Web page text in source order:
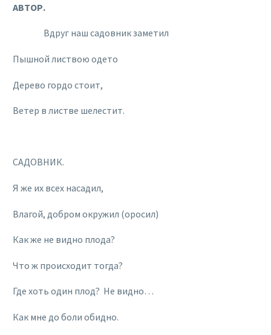
АВТОР.
Вдруг наш садовник заметил
Пышной листвою одето
Дерево гордо стоит,
Ветер в листве шелестит.
САДОВНИК.
Я же их всех насадил,
Влагой, добром окружил (оросил)
Как же не видно плода?
Что ж происходит тогда?
Где хоть один плод? Не видно…
Как мне до боли обидно.